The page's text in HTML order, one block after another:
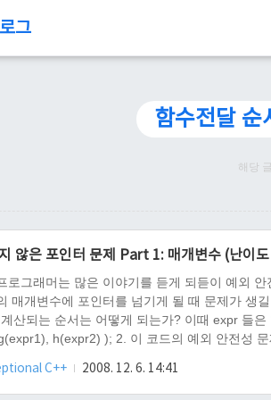
그
함수전달 순
해당 글
않은 포인터 문제 Part 1: 매개변수 (난이
로그래머는 많은 이야기를 듣게 되듣이 예외
매개변수에 포인터를 넘기게 될 때 문제가 생
산되는 순서는 어떻게 되는가? 이때 expr 들
h(expr2) ); 2. 이 코드의 예외 안전성
C++
2008. 12. 6. 14:41